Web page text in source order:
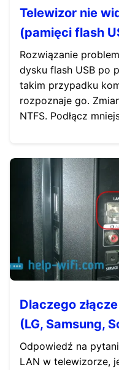
Telewizor nie
(pamięci flash
Rozwiązanie
dysku flash USB po
takim przypadku
rozpoznaje go.
NTFS. Podłącz
Dlaczego
(LG, Samsung,
Odpowiedź na
LAN w telewizorze,